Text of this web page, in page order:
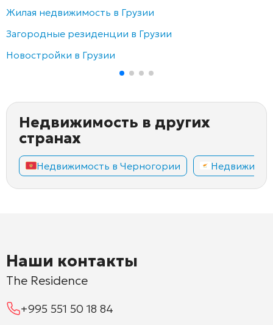
Жилая недвижимость в Грузии
Загородные резиденции в Грузии
Новостройки в Грузии
Недвижимость в других
странах
Недвижимость в Черногории
Наши контакты
The Residence
+995 551 50 18 84